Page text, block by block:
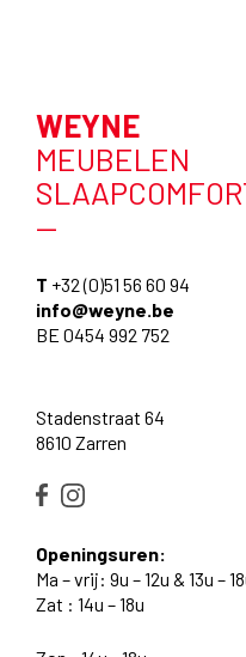
WEYNE
MEUBELEN
—
T +32 (0)51 56 60 94
info@weyne.be
BE 0454 992 752
Stadenstraat 64
8610 Zarren
Openingsuren:
Ma – vrij: 9u – 12u & 13u –
Zat : 14u – 18u